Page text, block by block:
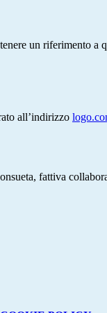
un riferimento
all’indirizzo
fattiva